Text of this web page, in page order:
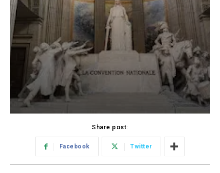
Share post:
Facebook Twitter